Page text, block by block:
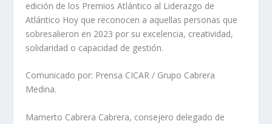
edición de los Premios Atlántico al Liderazgo de
Atlántico Hoy que reconocen a aquellas personas que
sobresalieron en 2023 por su excelencia, creatividad,
solidaridad o capacidad de gestión.
Comunicado por: Prensa CICAR / Grupo Cabrera
Medina.
Mamerto Cabrera Cabrera, consejero delegado de